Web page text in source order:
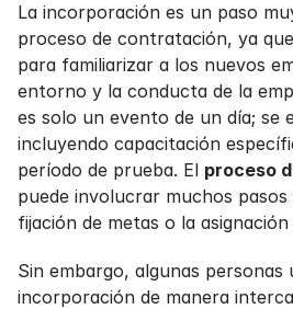
La incorporación es un paso
proceso de contratación, ya
para familiarizar a los nuevos
entorno y la conducta de la
es solo un evento de un día; se
incluyendo capacitación
período de prueba. El proceso
puede involucrar muchos
fijación de metas o la asignación
Sin embargo, algunas personas
incorporación de manera